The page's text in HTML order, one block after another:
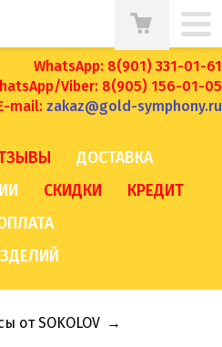
WhatsApp: 8(901) 331-01-61
Viber: 8(905) 156-01-05
mail: zakaz@gold-symphony.ru
ДОСТАВКА
СКИДКИ
КРЕДИТ
от SOKOLOV →